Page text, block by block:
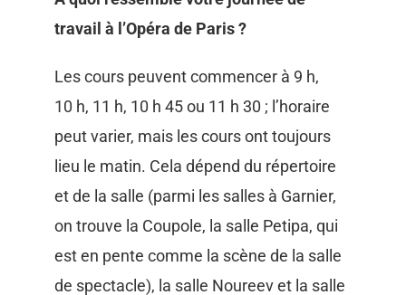
travail à l’Opéra de Paris ?
Les cours peuvent commencer à 9 h,
10 h, 11 h, 10 h 45 ou 11 h 30 ; l’horaire
peut varier, mais les cours ont toujours
lieu le matin. Cela dépend du répertoire
et de la salle (parmi les salles à Garnier,
on trouve la Coupole, la salle Petipa, qui
est en pente comme la scène de la salle
de spectacle), la salle Noureev et la salle